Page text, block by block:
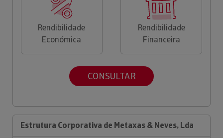
Rendibilidade
Económica
Rendibilidade
Financeira
CONSULTAR
Estrutura Corporativa de Metaxas & Neves, Lda